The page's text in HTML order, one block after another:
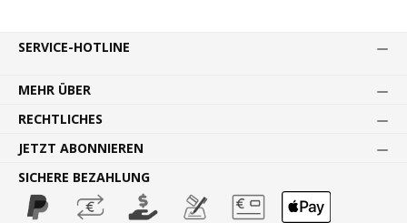
SERVICE-HOTLINE
MEHR ÜBER
RECHTLICHES
JETZT ABONNIEREN
SICHERE BEZAHLUNG